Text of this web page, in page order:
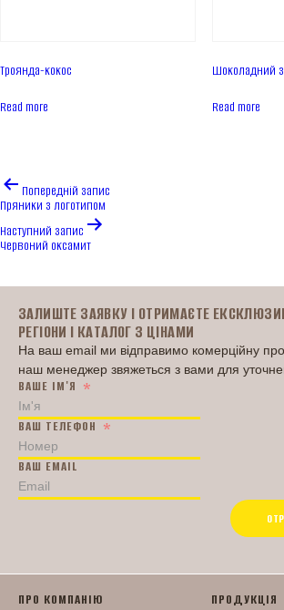
ЗВ'ЯЗАТИСЬ З НАМИ
Троянда-кокос
Read more
Шоколадний
Read more
Навігація
записівПопередній запис
Пряники з логотипом
Наступний запис
Червоний оксамит
ЗАЛИШТЕ ЗАЯВКУ І ОТРИМАЄТЕ
РЕГІОНИ І КАТАЛОГ З ЦІНАМИ
На ваш email ми відправимо комерційну
наш менеджер звяжеться з вами для
ВАШЕ ІМ'Я
ВАШ ТЕЛЕФОН
ВАШ EMAIL
ПРО КОМПАНІЮ ПРОДУКЦІЯ